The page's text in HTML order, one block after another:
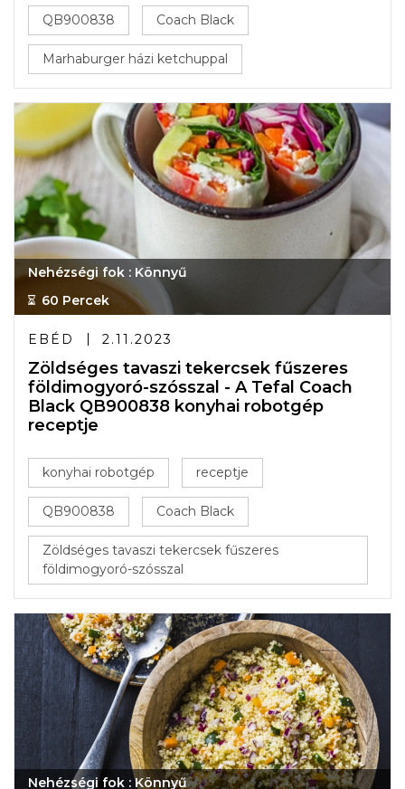
QB900838 Coach Black
Marhaburger házi ketchuppal
Nehézségi fok : Könnyű
60 Percek
EBÉD 2.11.2023
Zöldséges tavaszi tekercsek fűszeres
földimogyoró-szósszal - A Tefal Coach
Black QB900838 konyhai robotgép
receptje
konyhai robotgép receptje
QB900838 Coach Black
Zöldséges tavaszi tekercsek fűszeres
földimogyoró-szósszal
Nehézségi fok : Könnyű